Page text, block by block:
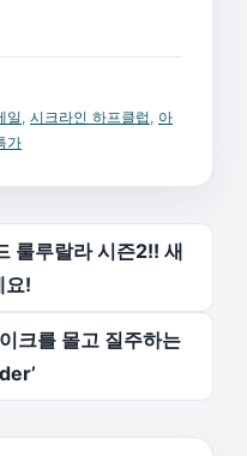
일 시크라인 하프클럽 아
가
룰루랄라 시즌2!! 새
요!
크를 몰고 질주하는